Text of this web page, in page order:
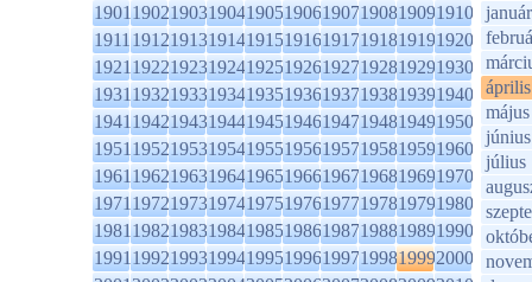
1901190219031904190519061907190819091910
1911191219131914191519161917191819191920
1921192219231924192519261927192819291930
1931193219331934193519361937193819391940
1941194219431944194519461947194819491950
1951195219531954195519561957195819591960
1961196219631964196519661967196819691970
1971197219731974197519761977197819791980
1981198219831984198519861987198819891990
1991199219931994199519961997199819992000
január
április
május
június
július